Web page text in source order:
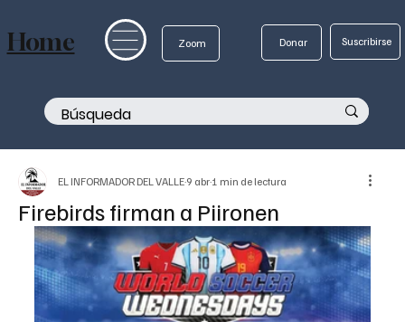
Zoom Donar Suscribirse
Home
Firebirds firman a Piironen
EL INFORMADOR DEL VALLE 9 abr 1 min de lectura